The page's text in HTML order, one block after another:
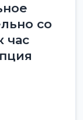
со
час